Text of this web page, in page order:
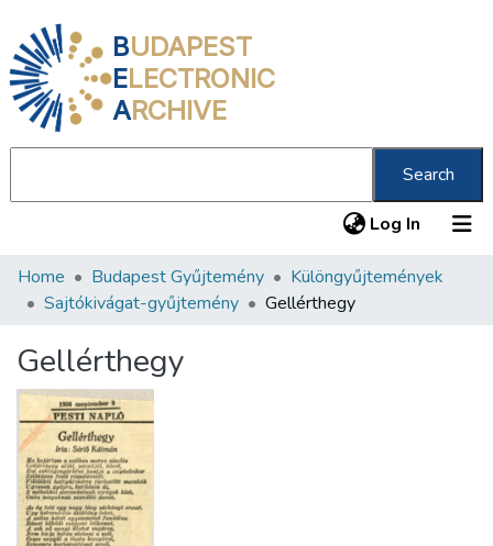
BUDAPEST
ELECTRONIC
ARCHIVE
Search
Log In (current)
Communities & Collections
Statistics
About us
Home Budapest Gyűjtemény
Különgyűjtemények
Sajtókivágat-gyűjtemény
Gellérthegy
Gellérthegy